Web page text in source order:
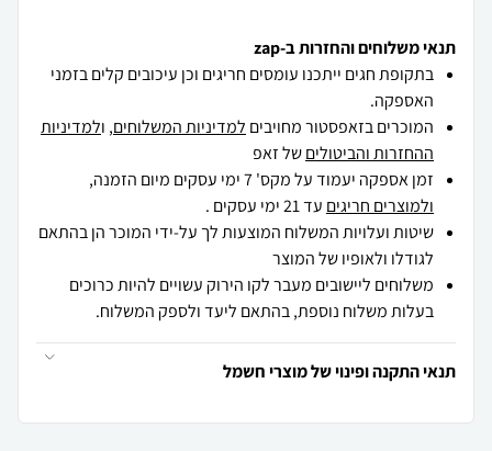
תנאי משלוחים והחזרות ב-zap
בתקופת חגים ייתכנו עומסים חריגים וכן עיכובים קלים בזמני
האספקה.
המוכרים בזאפסטור מחויבים למדיניות המשלוחים, ולמדיניות
ההחזרות והביטוליםשל זאפ
זמן אספקה יעמוד על מקס' 7 ימי עסקים מיום הזמנה,
ולמוצרים חריגים עד 21 ימי עסקים .
שיטות ועלויות המשלוח המוצעות לך על-ידי המוכר הן בהתאם
לגודלו ולאופיו של המוצר
משלוחים ליישובים מעבר לקו הירוק עשויים להיות כרוכים
בעלות משלוח נוספת, בהתאם ליעד ולספק המשלוח.
תנאי התקנה ופינוי של מוצרי חשמל